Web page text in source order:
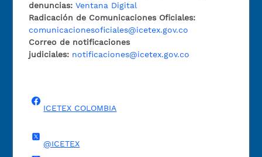
denuncias: Ventana Digital
Radicación de Comunicaciones Oficiales:
comunicacionesoficiales@icetex.gov.co
Correo de notificaciones
judiciales: notificaciones@icetex.gov.co
ICETEX COLOMBIA
@ICETEX